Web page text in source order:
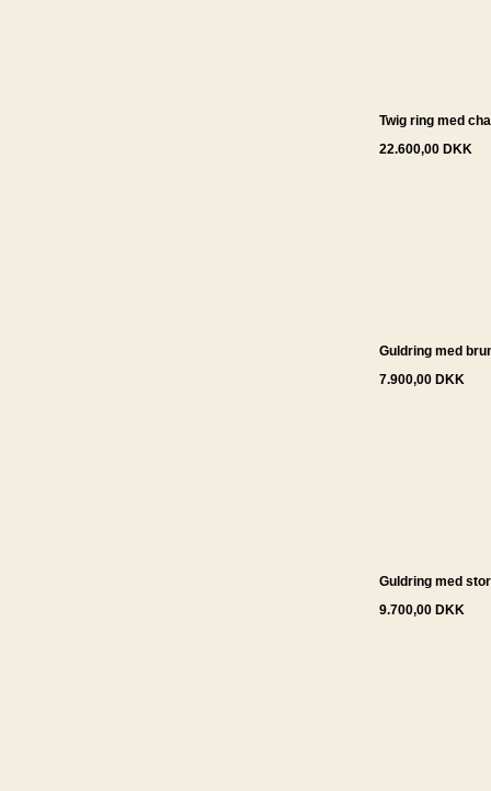
Twig ring med
22.600,00 DKK
Guldring med
7.900,00 DKK
Guldring med
9.700,00 DKK